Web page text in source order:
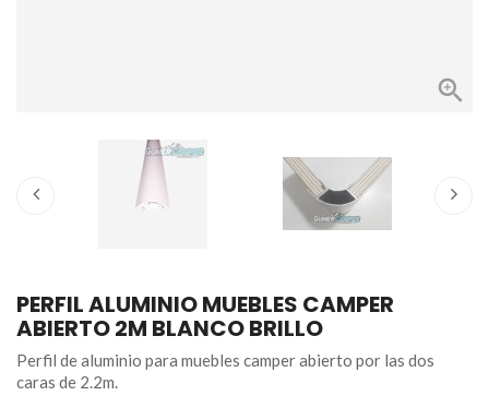

PERFIL ALUMINIO MUEBLES CAMPER
ABIERTO 2M BLANCO BRILLO
Perfil de aluminio para muebles camper abierto por las dos
caras de 2.2m.